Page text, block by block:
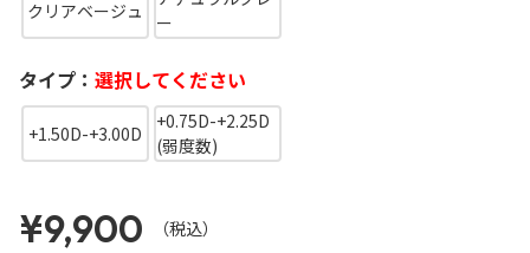
クリアベージュ
ー
タイプ： 選択してください
+1.50D-+3.00D
+0.75D-+2.25D
(弱度数)
¥9,900
（税込）